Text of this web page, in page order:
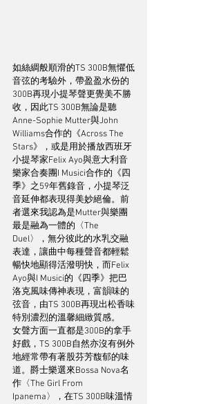
如絲綢般順滑的TS 300B無懼低
音弦的考驗外，帶盈盈水份的
300B再現小提琴聲更覺美不勝
收，因此TS 300B無論是聽
Anne-Sophie Mutter與John
Williams合作的《Across The
Stars》，或是用於播放西班牙
小提琴家Felix Ayo與意大利音
樂家合奏團I Musici合作的《四
季》之59年舊錄音，小提琴泛
音延伸都表現得美妙絕倫。前
者選來我認為是Mutter與樂團
最是融為一體的〈The
Duel〉，無分彼此的水乳交融
表達，讓曲中每種聲音都輕鬆
暢快地顯得活潑明快，而Felix
Ayo與I Musici的《四季》把巴
洛克風味傳神表現，富韻味的
弦音，由TS 300B再現出松香味
特別濃烈的溫馨細緻質感。
女聲方面一直都是300B的拿手
好戲，TS 300B自然亦沒有例外
地經常帶有著股芬芳馥郁的味
道。爵士樂選來Bossa Nova名
作〈The Girl From
Ipanema〉，在TS 300B味溫情